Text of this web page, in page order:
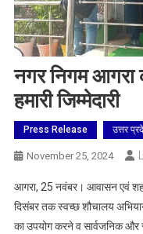
नगर निगम आगरा
हमारी जिम्मेदारी
Press Release उत्तर
November 25, 2024
आगरा, 25 नवंबर। आवासन एवं
दिसंबर तक स्वच्छ शौचालय
का उपयोग करने व सार्वजनिक